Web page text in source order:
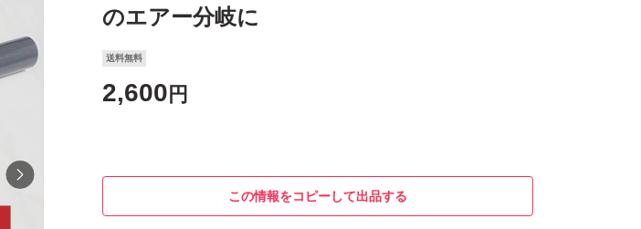
のエアー分岐に
送料無料
2,600 円
この情報をコピーして出品する